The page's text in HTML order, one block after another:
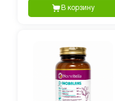
В корзину